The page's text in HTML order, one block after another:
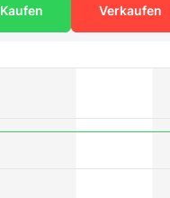
Kaufen Verkaufen